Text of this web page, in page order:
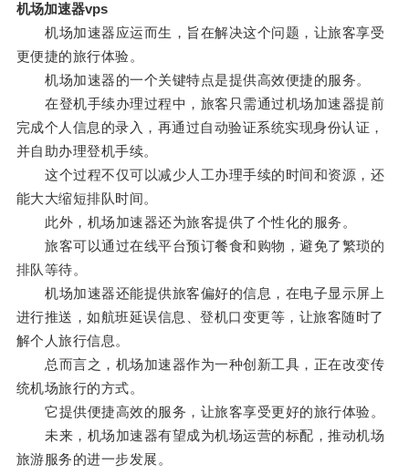
机场加速器vps
机场加速器应运而生，旨在解决这个问题，让旅客享受
更便捷的旅行体验。
机场加速器的一个关键特点是提供高效便捷的服务。
在登机手续办理过程中，旅客只需通过机场加速器提前
完成个人信息的录入，再通过自动验证系统实现身份认证，
并自助办理登机手续。
这个过程不仅可以减少人工办理手续的时间和资源，还
能大大缩短排队时间。
此外，机场加速器还为旅客提供了个性化的服务。
旅客可以通过在线平台预订餐食和购物，避免了繁琐的
排队等待。
机场加速器还能提供旅客偏好的信息，在电子显示屏上
进行推送，如航班延误信息、登机口变更等，让旅客随时了
解个人旅行信息。
总而言之，机场加速器作为一种创新工具，正在改变传
统机场旅行的方式。
它提供便捷高效的服务，让旅客享受更好的旅行体验。
未来，机场加速器有望成为机场运营的标配，推动机场
旅游服务的进一步发展。